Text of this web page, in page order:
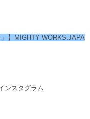
】MIGHTY WORKS.JAPA
ンスタグラム